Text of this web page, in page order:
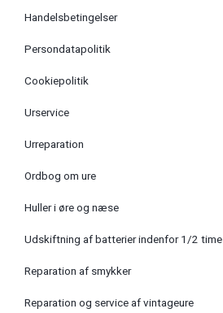
Handelsbetingelser
Persondatapolitik
Cookiepolitik
Urservice
Urreparation
Ordbog om ure
Huller i øre og næse
Udskiftning af batterier indenfor 1/2 time
Reparation af smykker
Reparation og service af vintageure